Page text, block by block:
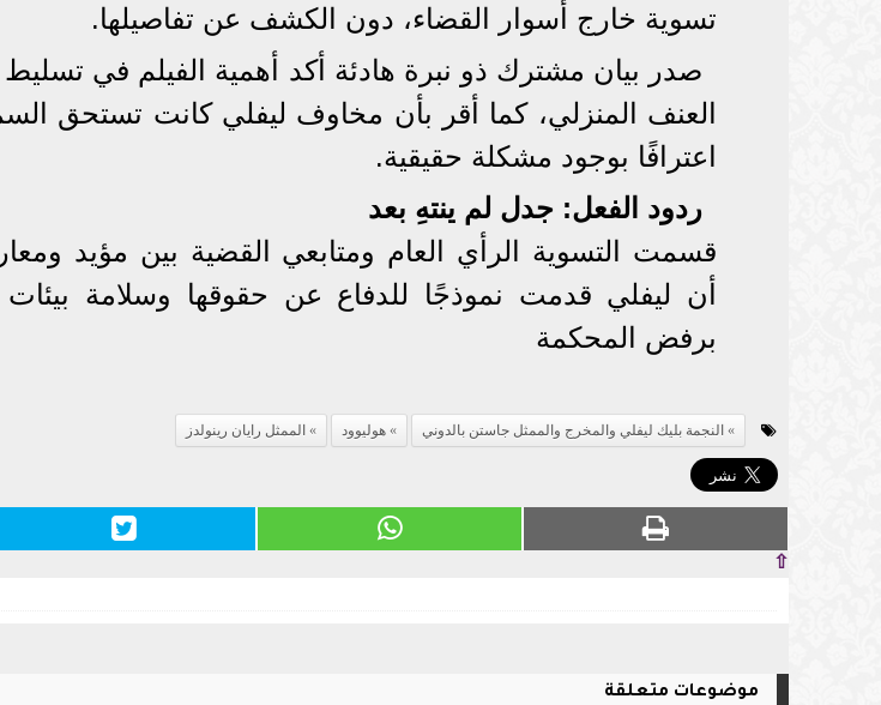
تسوية خارج أسوار القضاء، دون الكشف عن تفاصيلها.
صدر بيان مشترك ذو نبرة هادئة أكد أهمية الفيلم في
العنف المنزلي، كما أقر بأن مخاوف ليفلي كانت تستحق
اعترافًا بوجود مشكلة حقيقية.
ردود الفعل: جدل لم ينتهِ بعد
قسمت التسوية الرأي العام ومتابعي القضية بين مؤيد
أن ليفلي قدمت نموذجًا للدفاع عن حقوقها وسلامة
برفض المحكمة
النجمة بليك ليفلي والمخرج والممثل جاستن بالدوني هوليوود الممثل رايان رينولدز
⇧
موضوعات متعلقة